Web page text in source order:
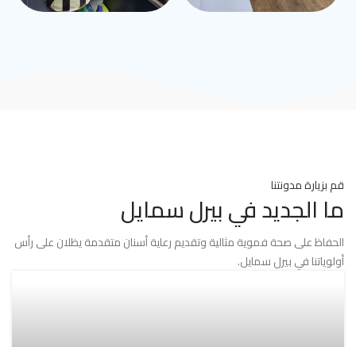
قم بزيارة مدونتنا
ما الجديد في بيرل سمايل
الحفاظ على صحة فموية مثالية وتقديم رعاية أسنان متقدمة يظلان على رأس
أولوياتنا في بيرل سمايل.